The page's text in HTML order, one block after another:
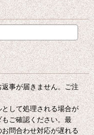
事が届きません。ご注
して処理される場合が
ご確認ください。最
問合わせ対応が遅れる